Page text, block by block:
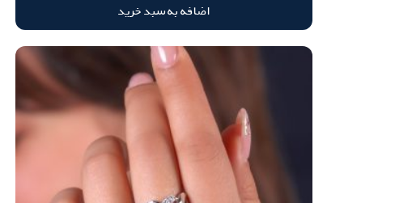
اضافه به سبد خرید